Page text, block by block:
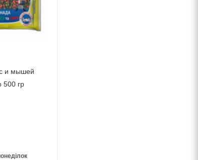
и мышей
500 гр